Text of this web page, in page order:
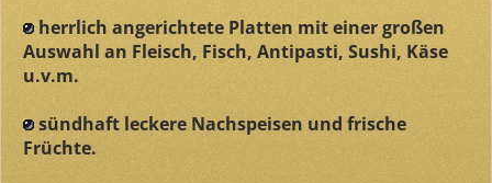
herrlich angerichtete Platten mit einer großen
Auswahl an Fleisch, Fisch, Antipasti, Sushi, Käse
u.v.m.
sündhaft leckere Nachspeisen und frische
Früchte.